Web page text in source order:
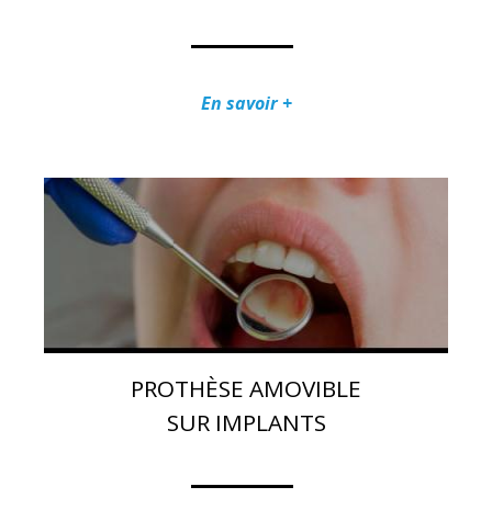
En savoir +
PROTHÈSE AMOVIBLE
SUR IMPLANTS